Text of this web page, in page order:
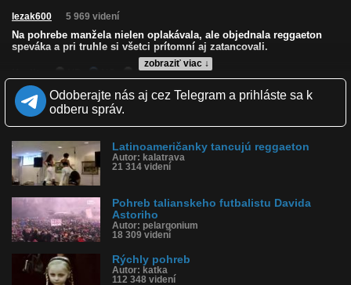
zobraziť viac ↓
lezak600 5 969 videní
Na pohrebe manžela nielen oplakávala, ale objednala reggaeton
speváka a pri truhle si všetci prítomní aj zatancovali.
LQ
Zverejnené: 29.6.2026 17:18
Páči sa: 24% (21 hlasov)
Obľúbené: 0
Komentárov: 7
Kategória: ľudia
Tagy: pohreb, truhla, smrť, disko, reggaeton, tancovali na pohrebe,
sopevák, manžel
História sledovanosti videa:
Odoberajte nás aj cez Telegram a prihláste sa k
odberu správ.
Latinoameričanky tancujú reggaeton
Autor: kalatrava
21 314 videní
Pohreb talianskeho futbalistu Davida
Astoriho
Autor: pelargonium
18 309 videní
Rýchly pohreb
Autor: katka
112 348 videní